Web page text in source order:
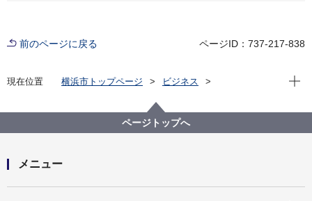
前のページに戻る ページID：737-217-838
現在位置 横浜市トップページ
ビジネス
平成３１年２月 市場月報
現在
ページトップへ
メニュー